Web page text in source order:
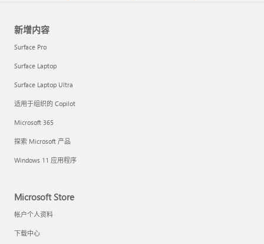
新增内容
Surface Pro
Surface Laptop
Surface Laptop Ultra
适用于组织的 Copilot
Microsoft 365
探索 Microsoft 产品
Windows 11 应用程序
Microsoft Store
帐户个人资料
下载中心